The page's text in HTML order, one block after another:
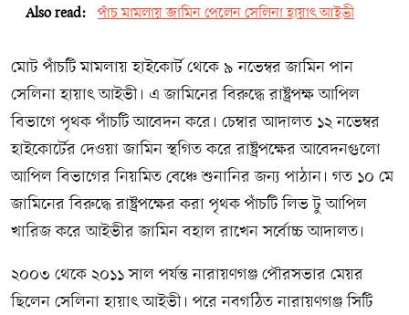
Also read: পাঁচ মামলায় জামিন পেলেন সেলিনা হায়াৎ আইভী
মোট পাঁচটি মামলায় হাইকোর্ট থেকে ৯ নভেম্বর জামিন পান
সেলিনা হায়াৎ আইভী। এ জামিনের বিরুদ্ধে রাষ্ট্রপক্ষ আপিল
বিভাগে পৃথক পাঁচটি আবেদন করে। চেম্বার আদালত ১২ নভেম্বর
হাইকোর্টের দেওয়া জামিন স্থগিত করে রাষ্ট্রপক্ষের আবেদনগুলো
আপিল বিভাগের নিয়মিত বেঞ্চে শুনানির জন্য পাঠান। গত ১০ মে
জামিনের বিরুদ্ধে রাষ্ট্রপক্ষের করা পৃথক পাঁচটি লিভ টু আপিল
খারিজ করে আইভীর জামিন বহাল রাখেন সর্বোচ্চ আদালত।
২০০৩ থেকে ২০১১ সাল পর্যন্ত নারায়ণগঞ্জ পৌরসভার মেয়র
ছিলেন সেলিনা হায়াৎ আইভী। পরে নবগঠিত নারায়ণগঞ্জ সিটি